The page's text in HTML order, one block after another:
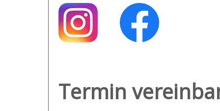
Termin